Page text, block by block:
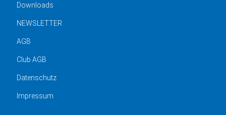
Downloads
NEWSLETTER
AGB
Club AGB
Datenschutz
Impressum